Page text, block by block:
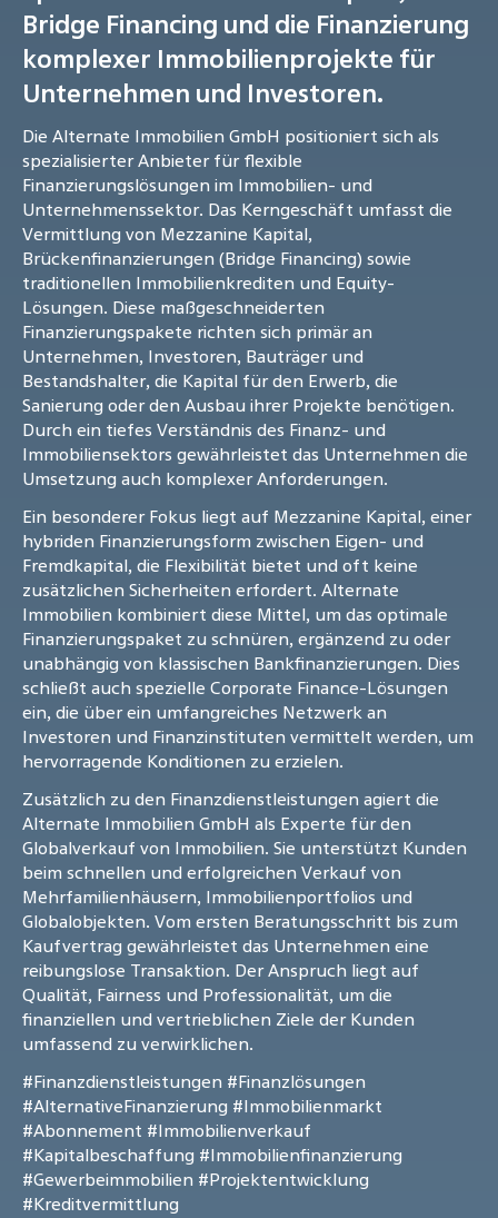
Bridge Financing und die Finanzierung
komplexer Immobilienprojekte für
Unternehmen und Investoren.
Die Alternate Immobilien GmbH positioniert sich als
spezialisierter Anbieter für flexible
Finanzierungslösungen im Immobilien- und
Unternehmenssektor. Das Kerngeschäft umfasst die
Vermittlung von Mezzanine Kapital,
Brückenfinanzierungen (Bridge Financing) sowie
traditionellen Immobilienkrediten und Equity-
Lösungen. Diese maßgeschneiderten
Finanzierungspakete richten sich primär an
Unternehmen, Investoren, Bauträger und
Bestandshalter, die Kapital für den Erwerb, die
Sanierung oder den Ausbau ihrer Projekte benötigen.
Durch ein tiefes Verständnis des Finanz- und
Immobiliensektors gewährleistet das Unternehmen die
Umsetzung auch komplexer Anforderungen.
Ein besonderer Fokus liegt auf Mezzanine Kapital, einer
hybriden Finanzierungsform zwischen Eigen- und
Fremdkapital, die Flexibilität bietet und oft keine
zusätzlichen Sicherheiten erfordert. Alternate
Immobilien kombiniert diese Mittel, um das optimale
Finanzierungspaket zu schnüren, ergänzend zu oder
unabhängig von klassischen Bankfinanzierungen. Dies
schließt auch spezielle Corporate Finance-Lösungen
ein, die über ein umfangreiches Netzwerk an
Investoren und Finanzinstituten vermittelt werden, um
hervorragende Konditionen zu erzielen.
Zusätzlich zu den Finanzdienstleistungen agiert die
Alternate Immobilien GmbH als Experte für den
Globalverkauf von Immobilien. Sie unterstützt Kunden
beim schnellen und erfolgreichen Verkauf von
Mehrfamilienhäusern, Immobilienportfolios und
Globalobjekten. Vom ersten Beratungsschritt bis zum
Kaufvertrag gewährleistet das Unternehmen eine
reibungslose Transaktion. Der Anspruch liegt auf
Qualität, Fairness und Professionalität, um die
finanziellen und vertrieblichen Ziele der Kunden
umfassend zu verwirklichen.
#Finanzdienstleistungen #Finanzlösungen
#AlternativeFinanzierung #Immobilienmarkt
#Abonnement #Immobilienverkauf
#Kapitalbeschaffung #Immobilienfinanzierung
#Gewerbeimmobilien #Projektentwicklung
#Kreditvermittlung